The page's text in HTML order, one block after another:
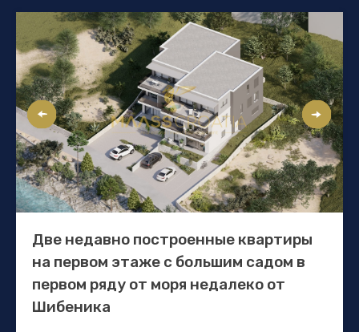
Две недавно построенные квартиры
на первом этаже с большим садом в
первом ряду от моря недалеко от
Шибеника